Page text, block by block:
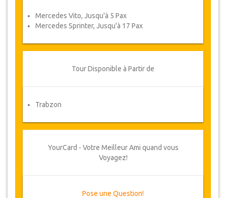
Mercedes Vito, Jusqu'à 5 Pax
Mercedes Sprinter, Jusqu'à 17 Pax
Tour Disponible à Partir de
Trabzon
YourCard - Votre Meilleur Ami quand vous
Voyagez!
Pose une Question!